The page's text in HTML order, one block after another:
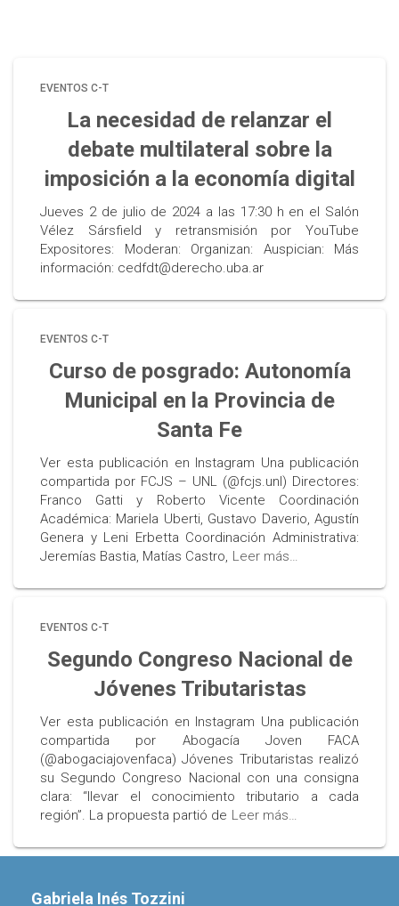
EVENTOS C-T
La necesidad de relanzar el
debate multilateral sobre la
imposición a la economía digital
Jueves 2 de julio de 2024 a las 17:30 h en el Salón
Vélez Sársfield y retransmisión por YouTube
Expositores: Moderan: Organizan: Auspician: Más
información: cedfdt@derecho.uba.ar
EVENTOS C-T
Curso de posgrado: Autonomía
Municipal en la Provincia de
Santa Fe
Ver esta publicación en Instagram Una publicación
compartida por FCJS – UNL (@fcjs.unl) Directores:
Franco Gatti y Roberto Vicente Coordinación
Académica: Mariela Uberti, Gustavo Daverio, Agustín
Genera y Leni Erbetta Coordinación Administrativa:
Jeremías Bastia, Matías Castro, Leer más…
EVENTOS C-T
Segundo Congreso Nacional de
Jóvenes Tributaristas
Ver esta publicación en Instagram Una publicación
compartida por Abogacía Joven FACA
(@abogaciajovenfaca) Jóvenes Tributaristas realizó
su Segundo Congreso Nacional con una consigna
clara: “llevar el conocimiento tributario a cada
región”. La propuesta partió de Leer más…
Gabriela Inés Tozzini